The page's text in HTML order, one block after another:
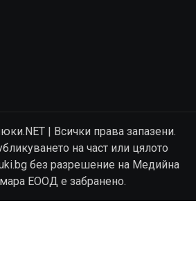
| Всички права запазени.
на част или цялото
без разрешение на Медийна
ЕООД е забранено.